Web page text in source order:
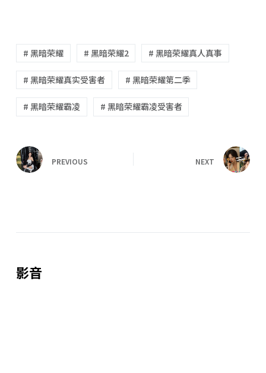
# 黑暗荣耀 # 黑暗荣耀2 # 黑暗荣耀真人真事
# 黑暗荣耀真实受害者 # 黑暗荣耀第二季
# 黑暗荣耀霸凌 # 黑暗荣耀霸凌受害者
PREVIOUS NEXT
影音